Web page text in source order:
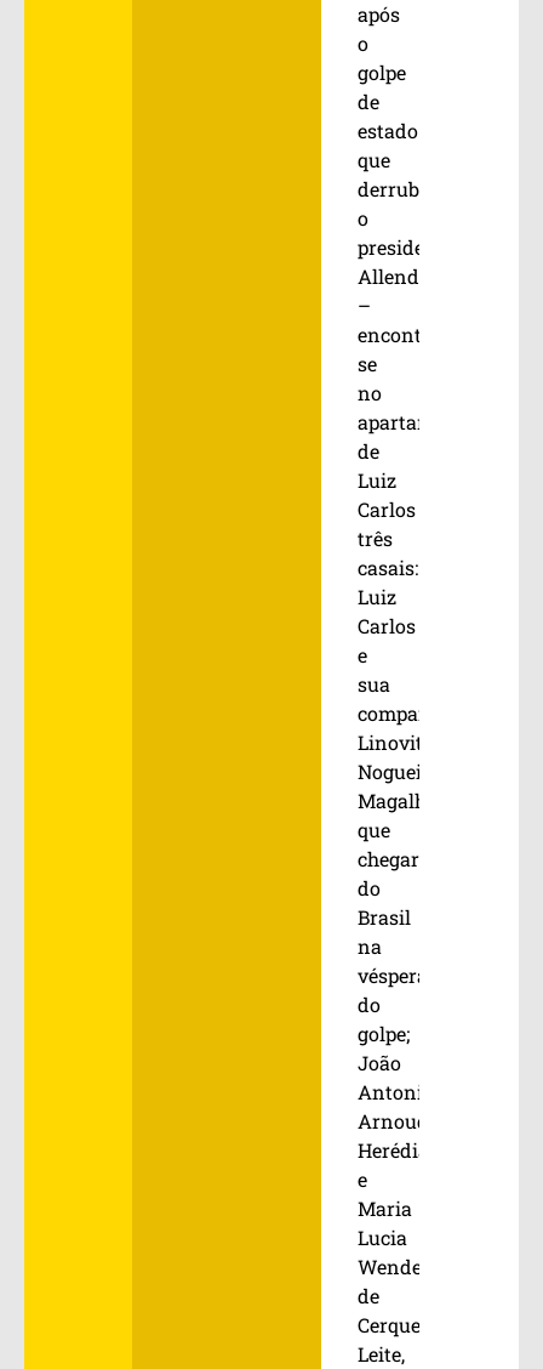
após
o
golpe
de
estado
que
derrubou
o
presidente
Allende
–
encontravam-
se
no
apartamento
de
Luiz
Carlos
três
casais:
Luiz
Carlos
e
sua
companheira
Linovita
Nogueira
Magalhães,
que
chegara
do
Brasil
na
véspera
do
golpe;
João
Antonio
Arnoud
Herédia
e
Maria
Lucia
Wendel
de
Cerqueira
Leite,